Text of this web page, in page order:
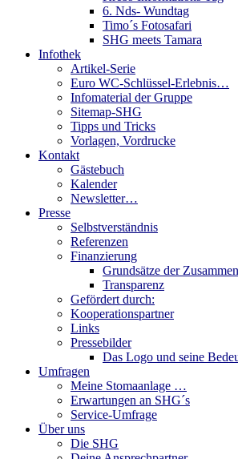
6. Nds- Wundtag
Timo´s Fotosafari
SHG meets Tamara
Infothek
Artikel-Serie
Euro WC-Schlüssel-Erlebnis…
Infomaterial der Gruppe
Sitemap-SHG
Tipps und Tricks
Vorlagen, Vordrucke
Kontakt
Gästebuch
Kalender
Newsletter…
Presse
Selbstverständnis
Referenzen
Finanzierung
Grundsätze der
Transparenz
Gefördert durch:
Kooperationspartner
Links
Pressebilder
Das Logo und seine
Umfragen
Meine Stomaanlage …
Erwartungen an SHG´s
Service-Umfrage
Über uns
Die SHG